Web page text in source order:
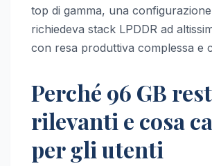
top di gamma, una
richiedeva stack LPDDR ad
con resa produttiva complessa e
Perché 96 GB
rilevanti e cosa
per gli utenti